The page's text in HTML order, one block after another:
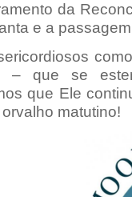
da
e a
– que se
que Ele
matutino!